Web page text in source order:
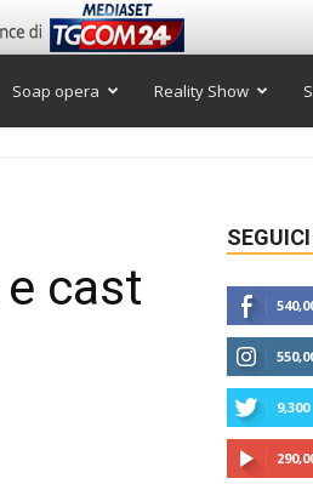
Soap opera Reality Show
cast
9,300